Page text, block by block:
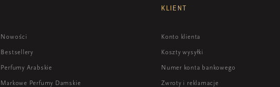
Nowości
Bestsellery
Perfumy Arabskie
Markowe Perfumy Damskie
KLIENT
Konto klienta
Koszty wysyłki
Numer konta bankowego
Zwroty i reklamacje